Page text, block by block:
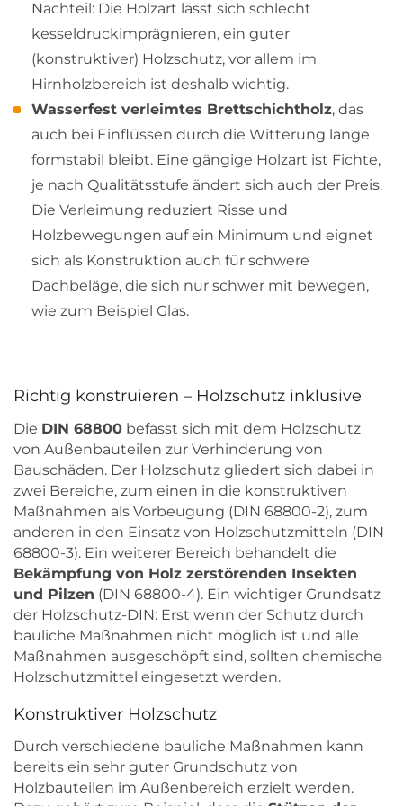
Nachteil: Die Holzart lässt sich schlecht
kesseldruckimprägnieren, ein guter
(konstruktiver) Holzschutz, vor allem im
Hirnholzbereich ist deshalb wichtig.
Wasserfest verleimtes Brettschichtholz, das
auch bei Einflüssen durch die Witterung lange
formstabil bleibt. Eine gängige Holzart ist Fichte,
je nach Qualitätsstufe ändert sich auch der Preis.
Die Verleimung reduziert Risse und
Holzbewegungen auf ein Minimum und eignet
sich als Konstruktion auch für schwere
Dachbeläge, die sich nur schwer mit bewegen,
wie zum Beispiel Glas.
Richtig konstruieren – Holzschutz inklusive
Die DIN 68800 befasst sich mit dem Holzschutz
von Außenbauteilen zur Verhinderung von
Bauschäden. Der Holzschutz gliedert sich dabei in
zwei Bereiche, zum einen in die konstruktiven
Maßnahmen als Vorbeugung (DIN 68800-2), zum
anderen in den Einsatz von Holzschutzmitteln (DIN
68800-3). Ein weiterer Bereich behandelt die
Bekämpfung von Holz zerstörenden Insekten
und Pilzen (DIN 68800-4). Ein wichtiger Grundsatz
der Holzschutz-DIN: Erst wenn der Schutz durch
bauliche Maßnahmen nicht möglich ist und alle
Maßnahmen ausgeschöpft sind, sollten chemische
Holzschutzmittel eingesetzt werden.
Konstruktiver Holzschutz
Durch verschiedene bauliche Maßnahmen kann
bereits ein sehr guter Grundschutz von
Holzbauteilen im Außenbereich erzielt werden.